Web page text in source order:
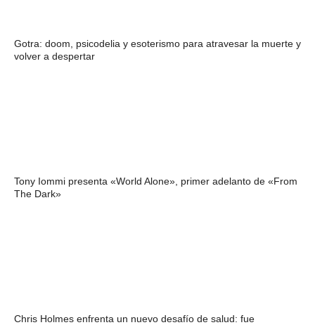
Gotra: doom, psicodelia y esoterismo para atravesar la muerte y
volver a despertar
Tony Iommi presenta «World Alone», primer adelanto de «From
The Dark»
Chris Holmes enfrenta un nuevo desafío de salud: fue